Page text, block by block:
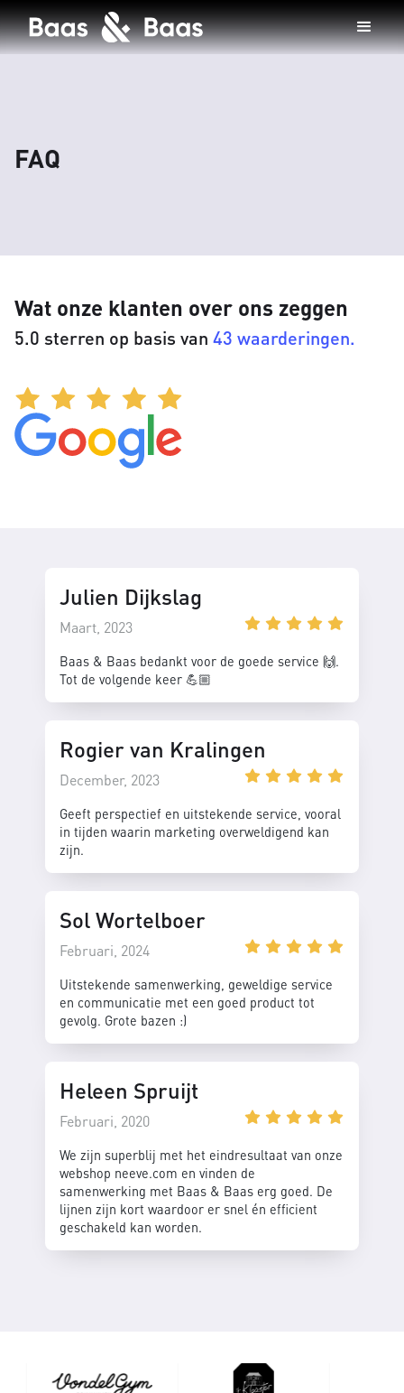
FAQ
Wat onze klanten over ons zeggen
5.0 sterren op basis van 43 waarderingen.
Julien Dijkslag
Maart, 2023
Baas & Baas bedankt voor de goede service 🙌.
Tot de volgende keer 💪🏼
Rogier van Kralingen
December, 2023
Geeft perspectief en uitstekende service, vooral
in tijden waarin marketing overweldigend kan
zijn.
Sol Wortelboer
Februari, 2024
Uitstekende samenwerking, geweldige service
en communicatie met een goed product tot
gevolg. Grote bazen :)
Heleen Spruijt
Februari, 2020
We zijn superblij met het eindresultaat van onze
webshop neeve.com en vinden de
samenwerking met Baas & Baas erg goed. De
lijnen zijn kort waardoor er snel én efficient
geschakeld kan worden.